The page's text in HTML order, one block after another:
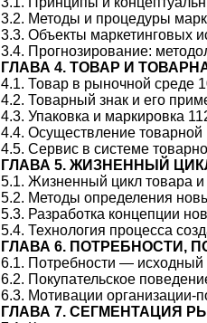
3.2. Методы и процедуры
3.3. Объекты маркетинговых
3.4. Прогнозирование:
ГЛАВА 4. ТОВАР И
4.1. Товар в рыночной среде
4.2. Товарный знак и его
4.3. Упаковка и маркировка
4.4. Осуществление
4.5. Сервис в системе
ГЛАВА 5. ЖИЗНЕННЫЙ
5.1. Жизненный цикл товара и
5.2. Методы определения
5.3. Разработка концепции
5.4. Технология процесса
ГЛАВА 6. ПОТРЕБНОСТИ,
6.1. Потребности — исходный
6.2. Покупательское
6.3. Мотивации организации-
ГЛАВА 7. СЕГМЕНТАЦИЯ